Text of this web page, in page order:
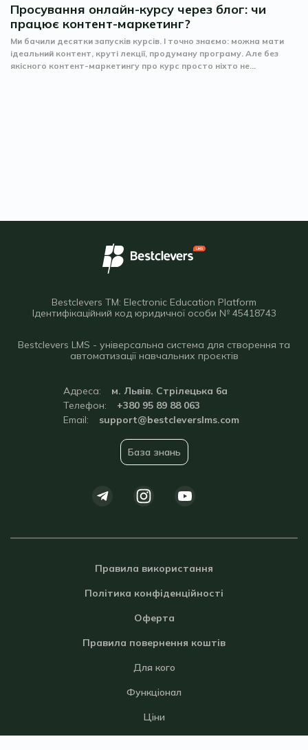
Просування онлайн-курсу через блог: чи
працює контент-маркетинг?
Ми бачили десятки запусків курсів. І точно знаємо: можна мати
ідеальний контент, круті лекції, продуману програму. Але без
якісного контент-маркетингу про курс просто ніхто не...
Bestclevers TM: Electronic Education Platform
Ідентифікаційний код юридичної особи № 45418743
Bestclevers LMS - універсальна система для створення та
автоматизації навчальних проєктів
Адреса:
м. Львів. Стрілецька 6а
Телефон:
+380 95 89 88 063
Email:
support@bestcleverslms.com
База знань
Правила використання
Політика конфіденційності
Оферта
Правила повернення коштів
Для кого
Функціонал
Ціни